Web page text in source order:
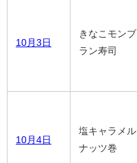
10月3日
きなこモンブ
ラン寿司
10月4日
塩キャラメル
ナッツ巻